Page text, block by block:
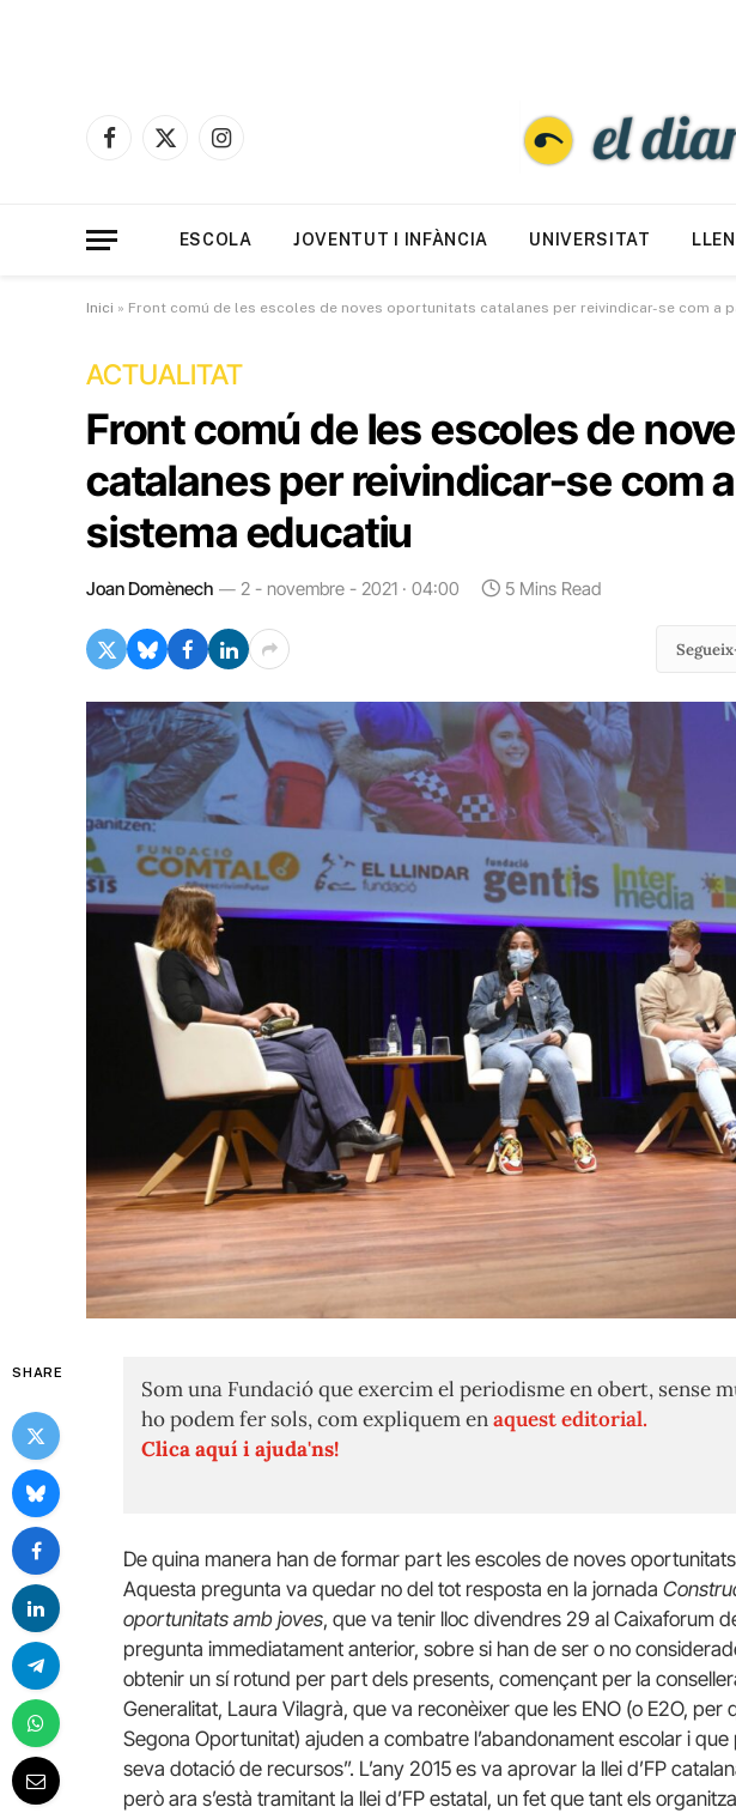
Facebook
X
Instagram
ESCOLA JOVENTUT I INFÀNCIA UNIVERSITAT
Inici » Front comú de les escoles de noves oportunitats catalanes per reivindicar-se com a
ACTUALITAT
Front comú de les escoles de
catalanes per reivindicar-se com
sistema educatiu
Joan Domènech 2 - novembre - 2021 · 04:00 5 Mins Read
SHARE
Som una Fundació que exercim el periodisme en obert, sense
ho podem fer sols, com expliquem enaquest editorial.
Clica aquí i ajuda'ns!
De quina manera han de formar part les escoles de noves
Aquesta pregunta va quedar no del tot resposta en la jornada
oportunitats amb joves, que va tenir lloc divendres 29 al Caixaforum
pregunta immediatament anterior, sobre si han de ser o no
obtenir un sí rotund per part dels presents, començant per la
Generalitat, Laura Vilagrà, que va reconèixer que les ENO (o E2O, per
Segona Oportunitat) ajuden a combatre l’abandonament escolar i que
seva dotació de recursos”. L’any 2015 es va aprovar la llei d’FP
però ara s’està tramitant la llei d’FP estatal, un fet que tant els